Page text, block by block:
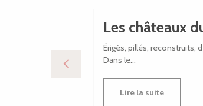
Les châteaux
Érigés, pillés, reconstruits,
Dans le...
Lire la suite